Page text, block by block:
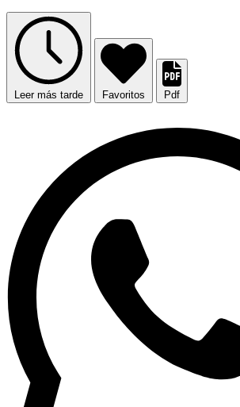
Leer más tarde Favoritos Pdf